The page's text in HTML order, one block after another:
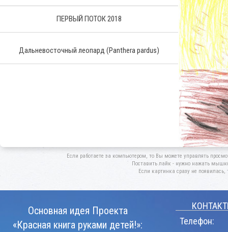
ПЕРВЫЙ ПОТОК 2018
Дальневосточный леопард (Panthera pardus)
Если работаете за компьютером, то Вы можете управлять
Поставить лайк - нужно нажать
Если картинка сразу не появилась,
Основная идея Проекта
«Красная книга руками детей!»:
Телефон: